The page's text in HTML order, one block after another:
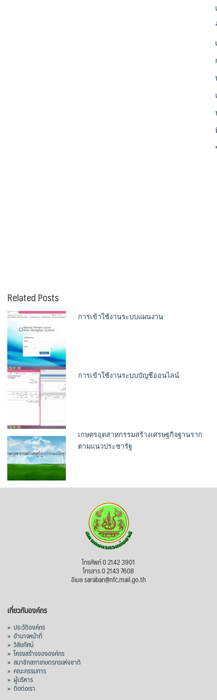
Related Posts
การเข้าใช้งานระบบแผนงาน
การเข้าใช้งานระบบบัญชีออนไลน์
เกษตรอุตสาหกรรมสร้างเศรษฐกิจฐานราก
ตามแนวประชารัฐ
โทรศัพท์ 0 2142 3901
โทรสาร 0 2143 7608
อีเมล saraban@nfc.mail.go.th
เกี่ยวกับองค์กร
» ประวัติองค์กร
» อำนาจหน้าที่
» วิสัยทัศน์
» โครงสร้างขององค์กร
» สมาชิกสภาเกษตรกรแห่งชาติ
» คณะกรรมการ
» ผู้บริหาร
» ติดต่อเรา